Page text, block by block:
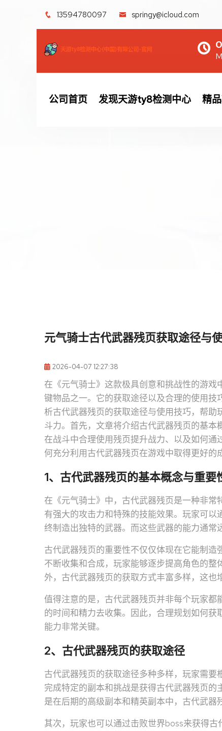
13594780097 springy@icloud.com
公司首页 发现天游ty8检测中心 精
元气骑士古代武器残页获取途径与
2026-04-07 12:27:38
在《元气骑士》这款极具创意和挑战性的游
键物品之一。它的获取途径以及合理的使用
析古代武器残页的获取途径与使用技巧，帮
斗力。首先，文章将介绍古代武器残页的基
在战斗中合理使用残页提升战力、以及如何
何充分利用古代武器残页在游戏中取得更好的
1、古代武器残页的基本概念与重要
在《元气骑士》中，古代武器残页是一种非
有强大的攻击力和特殊的技能效果。玩家可
终制造出独特的武器。而这些武器的能力通常
古代武器残页的重要性不仅仅体现在它能制
不断收集和合成，玩家能够逐步提高角色的
外，古代武器残页的获取方式丰富多样，这也
值得注意的是，古代武器残页并非每个玩家
的时间和精力去收集。因此，合理规划如何
能力非常关键。
2、古代武器残页的获取途径
古代武器残页的获取途径多种多样，玩家需
完成特定的副本和挑战是获得古代武器残页
是在后期的高级副本和精英副本中，古代武器
其次，玩家也可以通过击败世界boss来获得古